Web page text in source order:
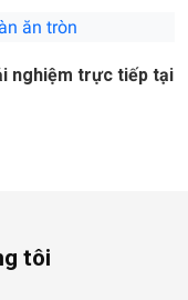
ăn tròn
nghiệm trực tiếp tại
tôi